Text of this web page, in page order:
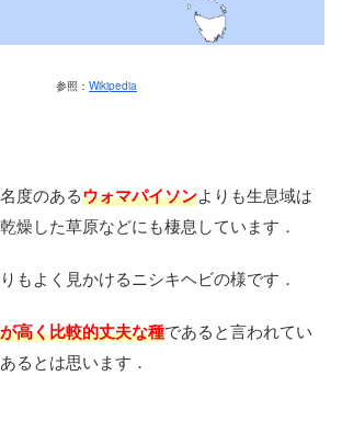
参照： Wikipedia
度のあるウォマパイソンよりも生息域は
燥した草原などにも棲息しています．
もよく見かけるニシキヘビの様です．
高く比較的丈夫な種であると言われてい
るとは思います．